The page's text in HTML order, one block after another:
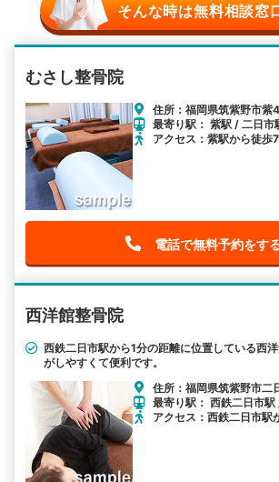
そんな時は無料相談窓
むさし整骨院
住所：福岡県筑紫野市紫
最寄り駅： 紫駅 / 二日市
アクセス：紫駅から徒歩
電話で無料予約をす
西洋館整骨院
西鉄二日市駅から1分の距離に位置している西
がしやすくて便利です。
住所：福岡県筑紫野市
最寄り駅： 西鉄二日市
アクセス：西鉄二日市駅